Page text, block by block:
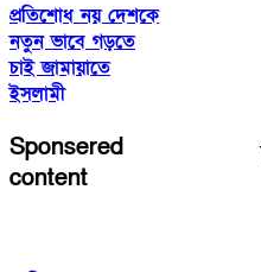
প্রতিশোধ নয় দেশকে
নতুন ভাবে গড়তে
চাই জামায়াতে
ইসলামী
Sponsered
content